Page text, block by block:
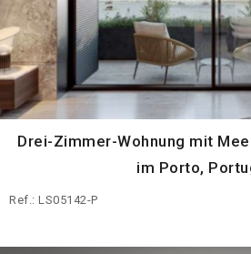
Drei-Zimmer-Wohnung mit
im Porto,
Ref.: LS05142-P